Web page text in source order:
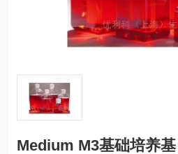
Medium M3基础培养基